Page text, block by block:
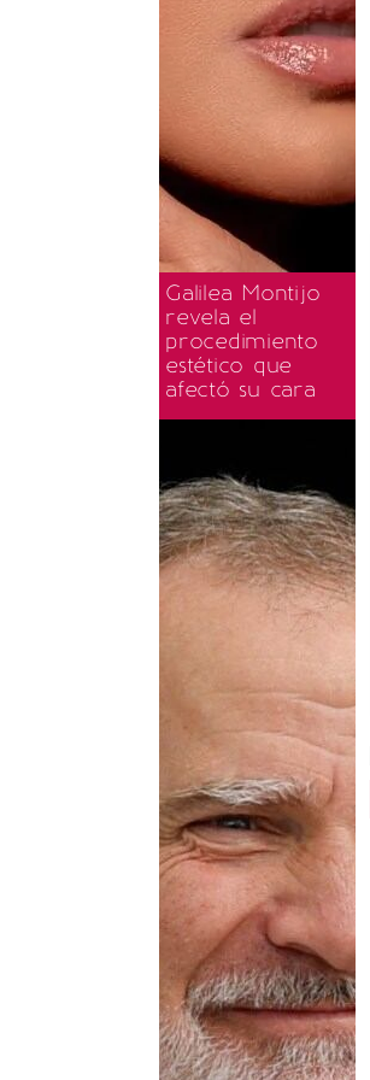
Galilea Montijo
revela el
procedimiento
estético que
afectó su cara